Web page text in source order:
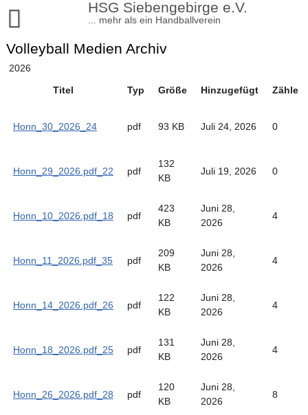
content
HSG Siebengebirge e.V.
... mehr als ein Handballverein
Aktuelles
Sportangebote
Handball
Turnen
Breitensport/Turnen Erwachsene
Tischtennis
Lauftreff Siebengebirge
Satzung und Beiträge
Vorstand
Mediendaten
Kontakt
Datenschutzerklärung
Volleyball Medien Archiv
2026
Titel
Typ Größe Hinzugefügt Zähler
Honn_30_2026_24 pdf 93 KB Juli 24, 2026 0
Honn_29_2026.pdf_22 pdf
132
KB
Juli 19, 2026 0
Honn_10_2026.pdf_18 pdf
423
KB
Juni 28,
2026
4
Honn_11_2026.pdf_35 pdf
209
KB
Juni 28,
2026
4
Honn_14_2026.pdf_26 pdf
122
KB
Juni 28,
2026
4
Honn_18_2026.pdf_25 pdf
131
KB
Juni 28,
2026
4
Honn_26_2026.pdf_28 pdf
120
KB
Juni 28,
2026
8